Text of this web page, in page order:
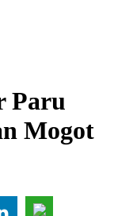
Paru
Mogot